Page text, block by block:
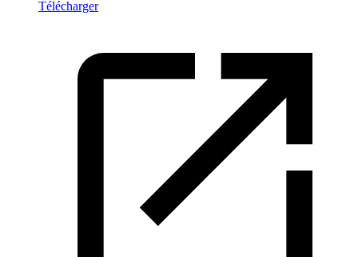
Télécharger